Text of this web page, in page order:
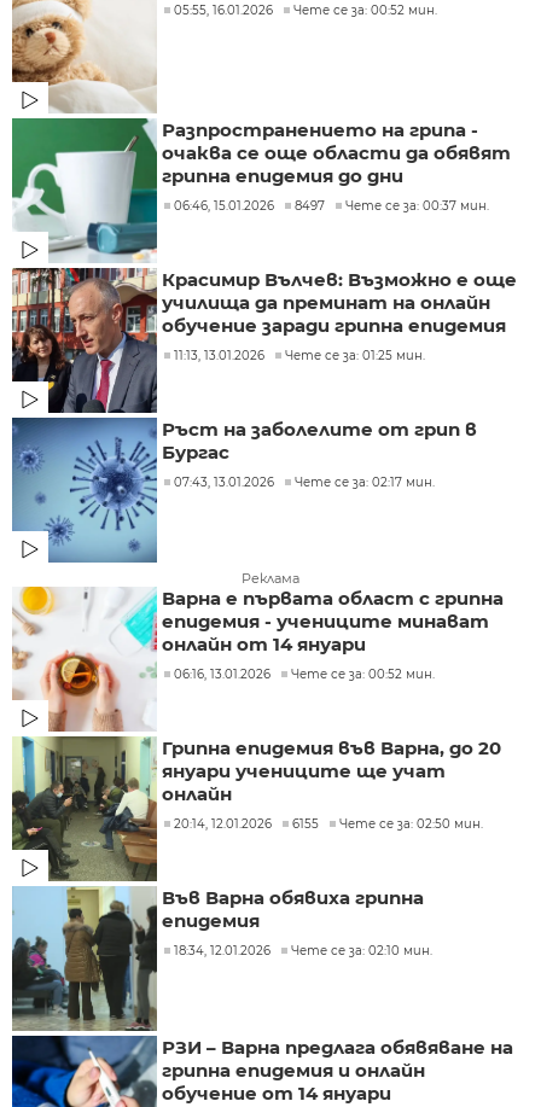
05:55, 16.01.2026 Чете се за: 00:52 мин.
Разпространението на грипа -
очаква се още области да обявят
грипна епидемия до дни
06:46, 15.01.2026 8497 Чете се за: 00:37 мин.
Красимир Вълчев: Възможно е още
училища да преминат на онлайн
обучение заради грипна епидемия
11:13, 13.01.2026 Чете се за: 01:25 мин.
Ръст на заболелите от грип в
Бургас
07:43, 13.01.2026 Чете се за: 02:17 мин.
Реклама
Варна е първата област с грипна
епидемия - учениците минават
онлайн от 14 януари
06:16, 13.01.2026 Чете се за: 00:52 мин.
Грипна епидемия във Варна, до 20
януари учениците ще учат
онлайн
20:14, 12.01.2026 6155 Чете се за: 02:50 мин.
Във Варна обявиха грипна
епидемия
18:34, 12.01.2026 Чете се за: 02:10 мин.
РЗИ – Варна предлага обявяване на
грипна епидемия и онлайн
обучение от 14 януари